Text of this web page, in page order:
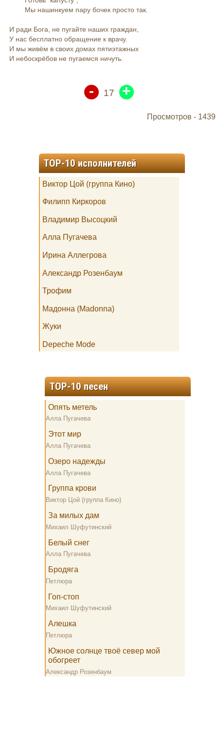
Мы нашинкуем пару бочек просто так.
И ради Бога, не пугайте наших граждан,
У нас бесплатно обращение к врачу.
И мы живём в своих домах пятиэтажных
И небоскрёбов не пугаемся ничуть.
- 17 +
Просмотров - 1439
TOP-10 исполнителей
Виктор Цой (группа Кино)
Филипп Киркоров
Владимир Высоцкий
Алла Пугачева
Ирина Аллегрова
Александр Розенбаум
Трофим
Мадонна (Madonna)
Жуки
Depeche Mode
TOP-10 песен
Опять метель
Алла Пугачева
Этот мир
Алла Пугачева
Озеро надежды
Алла Пугачева
Группа крови
Виктор Цой (группа Кино)
За милых дам
Михаил Шуфутинский
Белый снег
Алла Пугачева
Бродяга
Петлюра
Гоп-стоп
Михаил Шуфутинский
Алешка
Петлюра
Южное солнце твоё север мой
обогреет
Александр Розенбаум